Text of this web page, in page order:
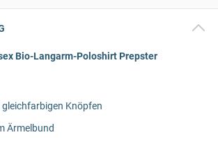
Bio-Langarm-Poloshirt Prepster
Knöpfen
Ärmelbund